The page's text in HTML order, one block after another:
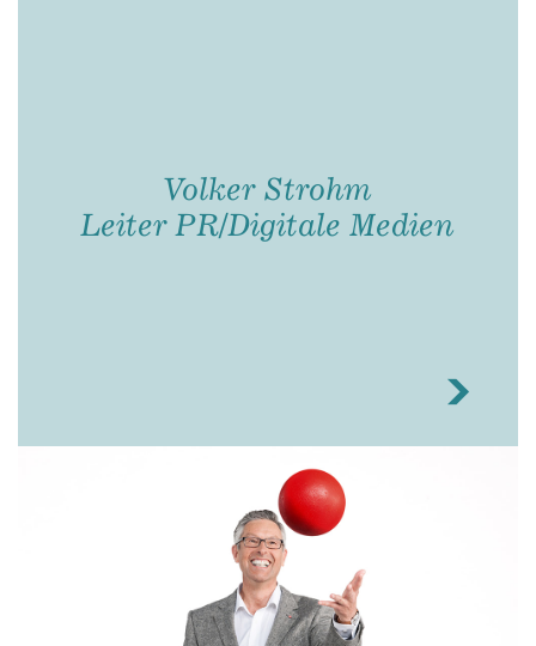
Volker Strohm
Leiter PR/Digitale Medien